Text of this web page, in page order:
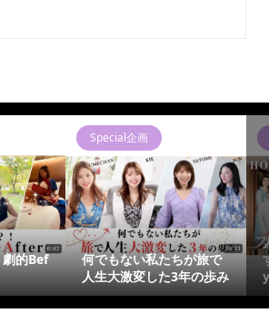
的Bef
Special企画
何でもない私たちが旅で
人生大激変した3年の歩み